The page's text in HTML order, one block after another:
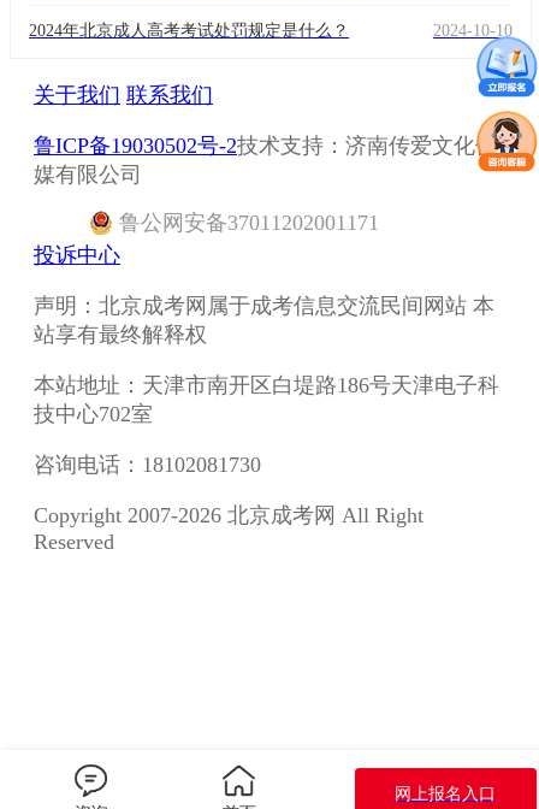
2024年北京成人高考考试处罚规定是什么？ 2024-10-10
关于我们 联系我们
鲁ICP备19030502号-2技术支持：济南传爱文化传
媒有限公司
鲁公网安备37011202001171
投诉中心
声明：北京成考网属于成考信息交流民间网站 本
站享有最终解释权
本站地址：天津市南开区白堤路186号天津电子科
技中心702室
咨询电话：18102081730
Copyright 2007-2026 北京成考网 All Right
Reserved
网上报名入口